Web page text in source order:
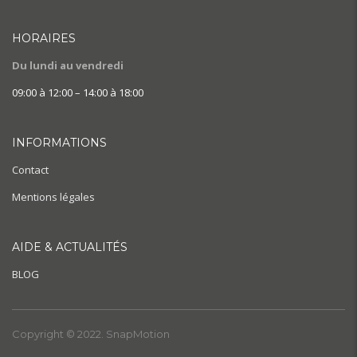
HORAIRES
Du lundi au vendredi
09:00 à 12:00 – 14:00 à 18:00
INFORMATIONS
Contact
Mentions légales
AIDE & ACTUALITÉS
BLOG
Copyright © 2022. SnapMotion